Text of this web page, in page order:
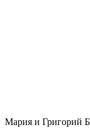
Мария и Григорий